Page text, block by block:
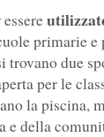
primarie
due
per le
la piscina,
e della